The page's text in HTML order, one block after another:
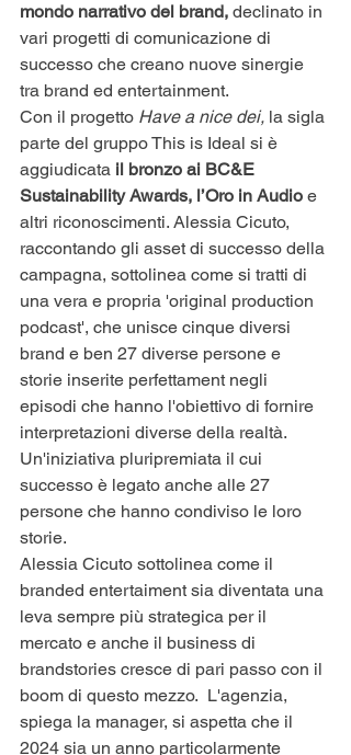
mondo narrativo del brand, declinato in
vari progetti di comunicazione di
successo che creano nuove sinergie
tra brand ed entertainment.
Con il progetto Have a nice dei, la sigla
parte del gruppo This is Ideal si è
aggiudicata il bronzo ai BC&E
Sustainability Awards, l’Oro in Audio e
altri riconoscimenti. Alessia Cicuto,
raccontando gli asset di successo della
campagna, sottolinea come si tratti di
una vera e propria 'original production
podcast', che unisce cinque diversi
brand e ben 27 diverse persone e
storie inserite perfettament negli
episodi che hanno l'obiettivo di fornire
interpretazioni diverse della realtà.
Un'iniziativa pluripremiata il cui
successo è legato anche alle 27
persone che hanno condiviso le loro
storie.
Alessia Cicuto sottolinea come il
branded entertaiment sia diventata una
leva sempre più strategica per il
mercato e anche il business di
brandstories cresce di pari passo con il
boom di questo mezzo.  L'agenzia,
spiega la manager, si aspetta che il
2024 sia un anno particolarmente